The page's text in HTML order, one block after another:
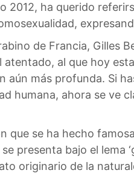
2012, ha querido
de Francia, Gilles
atentado, al que hoy
aún más profunda. Si
humana, ahora se ve
que se ha hecho
presenta bajo el lema
originario de la